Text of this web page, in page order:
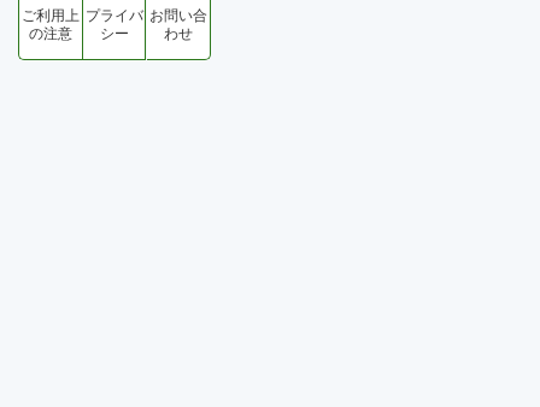
ご利用上
の注意
プライバ
シー
お問い合
わせ